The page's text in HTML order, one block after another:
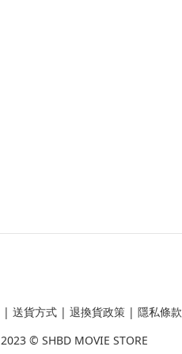
| 送貨方式| 退換貨政策| 隱私條款
2023 © SHBD MOVIE STORE